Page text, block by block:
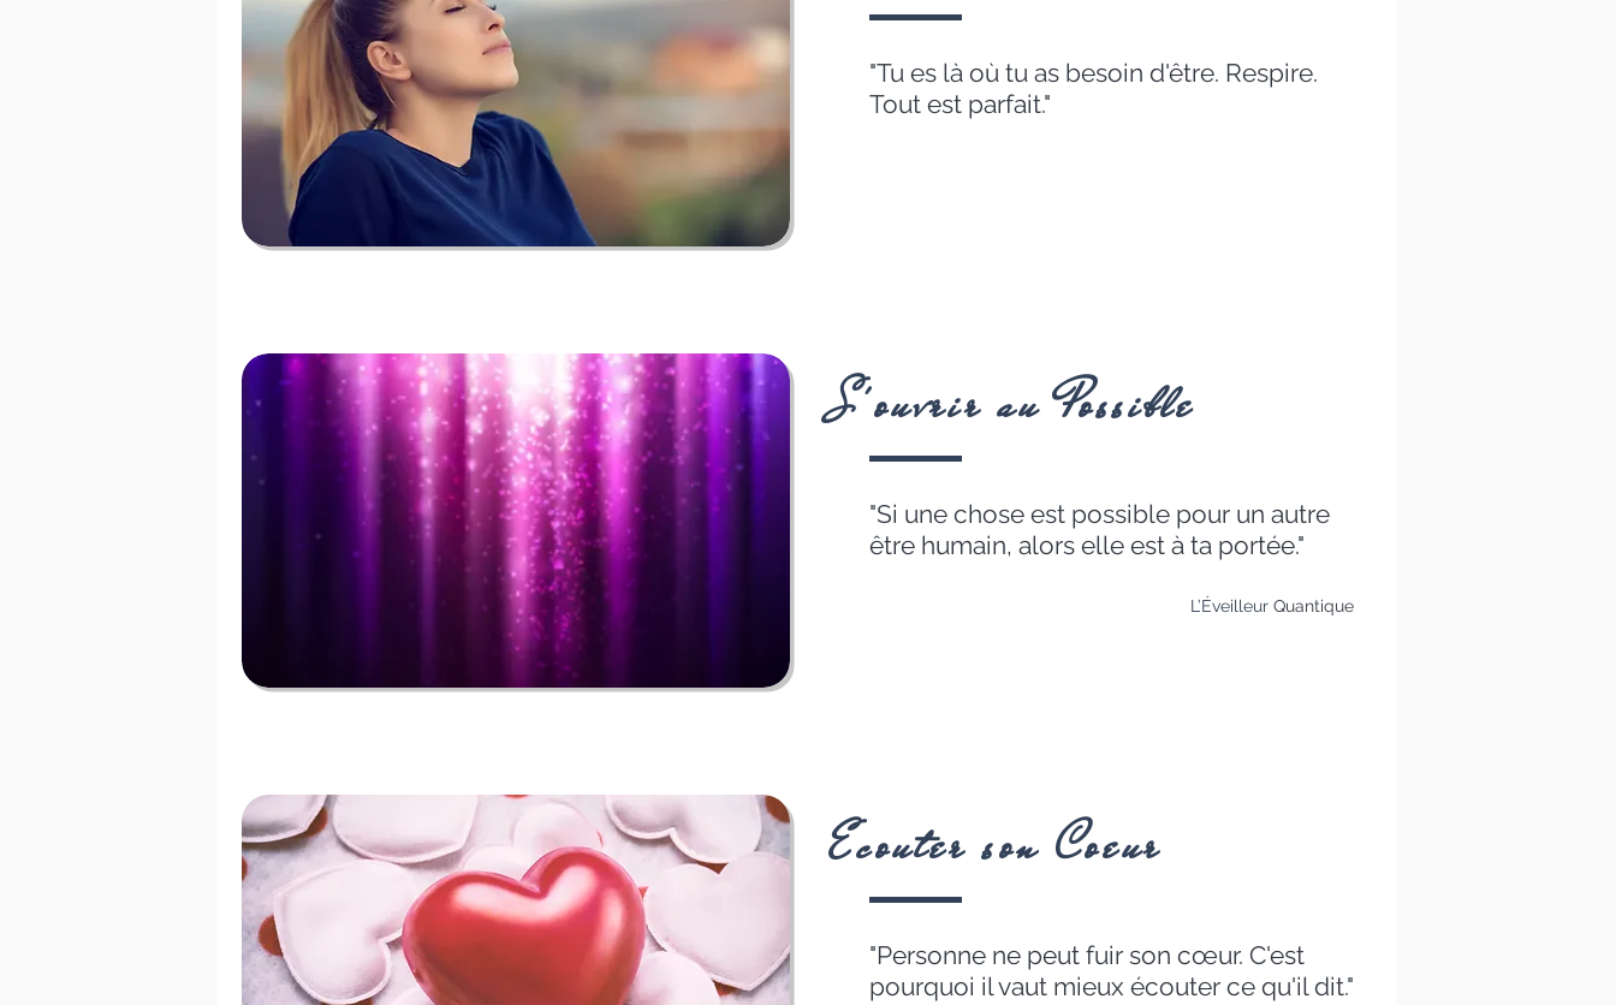
"Tu es là où tu as besoin d'être. Respire.
Tout est parfait."
S'ouvrir au Possible
"Si une chose est possible pour un autre
être humain, alors elle est à ta portée."
L’Éveilleur Quantique
Ecouter son Coeur
"Personne ne peut fuir son cœur. C'est
pourquoi il vaut mieux écouter ce qu'il dit."